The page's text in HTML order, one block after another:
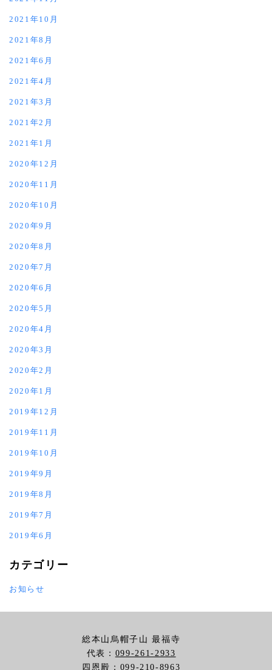
2021年10月
2021年8月
2021年6月
2021年4月
2021年3月
2021年2月
2021年1月
2020年12月
2020年11月
2020年10月
2020年9月
2020年8月
2020年7月
2020年6月
2020年5月
2020年4月
2020年3月
2020年2月
2020年1月
2019年12月
2019年11月
2019年10月
2019年9月
2019年8月
2019年7月
2019年6月
カテゴリー
お知らせ
総本山烏帽子山 最福寺
代表： 099-261-2933
四恩殿： 099-210-8963